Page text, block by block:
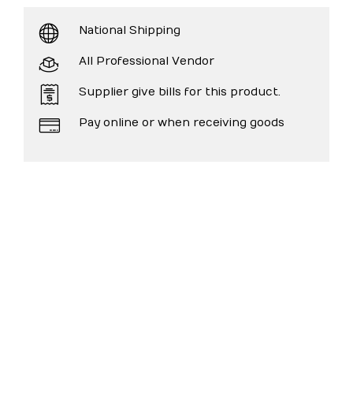
National Shipping
All Professional Vendor
Supplier give bills for this product.
Pay online or when receiving goods